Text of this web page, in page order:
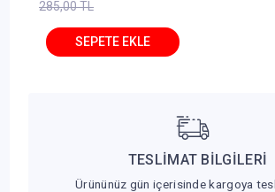
285,00 TL
TESLİMAT BİLGİLERİ
Ürününüz gün içerisinde kargoya